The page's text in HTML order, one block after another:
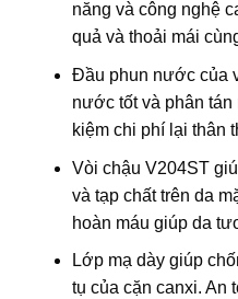
năng và công nghệ
quả và thoải mái
Đầu phun nước của
nước tốt và phân
kiệm chi phí lại thân
Vòi chậu V204ST
và tạp chất trên da
hoàn máu giúp da
Lớp mạ dày giúp
tụ của cặn canxi. An